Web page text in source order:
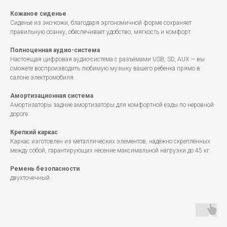
Кожаное сиденье
Сиденье из эко-кожи, благодаря эргономичной форме сохраняет
правильную осанку, обеспечивает удобство, мягкость и комфорт.
Полноценная аудио-система
Настоящая цифровая аудио-система с разъёмами USB, SD, AUX — вы
сможете воспроизводить любимую музыку вашего ребенка прямо в
салоне электромобиля.
Амортизационная система
Амортизаторы задние амортизаторы для комфортной езды по неровной
дороге.
Крепкий каркас
Каркас изготовлен из металлических элементов, надёжно скреплённых
между собой, гарантирующих несение максимальной нагрузки до 45 кг.
Ремень безопасности
двухточечный.